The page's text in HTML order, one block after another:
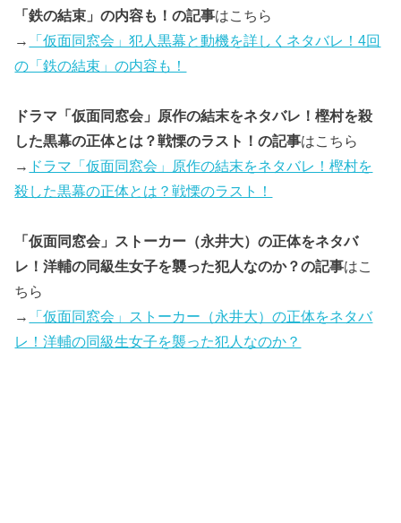
「鉄の結束」の内容も！の記事はこちら
→
「仮面同窓会」犯人黒幕と動機を詳しくネタバレ！4回
の「鉄の結束」の内容も！
ドラマ「仮面同窓会」原作の結末をネタバレ！樫村を殺
した黒幕の正体とは？戦慄のラスト！の記事はこちら
→ ドラマ「仮面同窓会」原作の結末をネタバレ！樫村を
殺した黒幕の正体とは？戦慄のラスト！
「仮面同窓会」ストーカー（永井大）の正体をネタバ
レ！洋輔の同級生女子を襲った犯人なのか？の記事はこ
ちら
→
「仮面同窓会」ストーカー（永井大）の正体をネタバ
レ！洋輔の同級生女子を襲った犯人なのか？